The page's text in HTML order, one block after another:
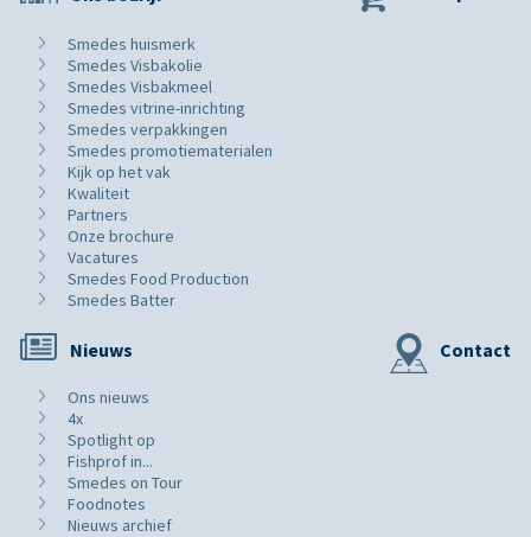
Smedes huismerk
Smedes Visbakolie
Smedes Visbakmeel
Smedes vitrine-inrichting
Smedes verpakkingen
Smedes promotiematerialen
Kijk op het vak
Kwaliteit
Partners
Onze brochure
Vacatures
Smedes Food Production
Smedes Batter
Nieuws
Ons nieuws
4x
Spotlight op
Fishprof in...
Smedes on Tour
Foodnotes
Nieuws archief
Contact